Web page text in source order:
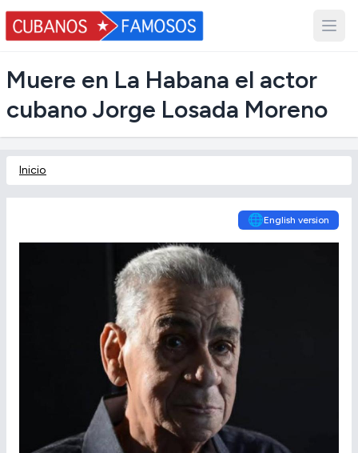
Muere en La Habana el actor
cubano Jorge Losada Moreno
Inicio
🌐English version